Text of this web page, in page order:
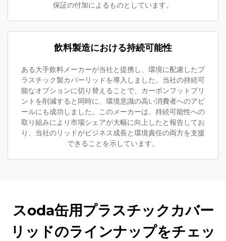
保証の付加によるものとしています。
飲料製造における持続可能性
ある大手飲料メーカーが当社と提携し、環境に配慮したプ
ラスチック製カバーリッドを導入しました。当社の持続可
能なオプションに切り替えることで、カーボンフットプリ
ントを削減すると同時に、環境意識の高い消費者へのアピ
ールにも成功しました。このメーカーは、持続可能性への
取り組みにより市場シェアが大幅に向上したと報告してお
り、当社のリッドがビジネス成長と環境責任の両方を支援
できることを示しています。
スoda缶用プラスチックカバー
リッドのラインナップをチェッ